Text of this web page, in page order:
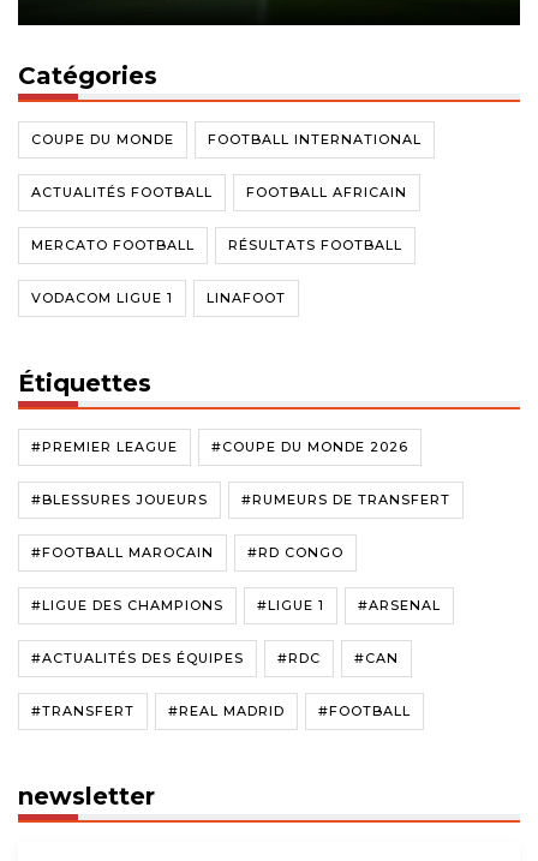
Catégories
COUPE DU MONDE FOOTBALL INTERNATIONAL
ACTUALITÉS FOOTBALL FOOTBALL AFRICAIN
MERCATO FOOTBALL RÉSULTATS FOOTBALL
VODACOM LIGUE 1 LINAFOOT
Étiquettes
#PREMIER LEAGUE #COUPE DU MONDE 2026
#BLESSURES JOUEURS #RUMEURS DE TRANSFERT
#FOOTBALL MAROCAIN #RD CONGO
#LIGUE DES CHAMPIONS #LIGUE 1 #ARSENAL
#ACTUALITÉS DES ÉQUIPES #RDC #CAN
#TRANSFERT #REAL MADRID #FOOTBALL
newsletter